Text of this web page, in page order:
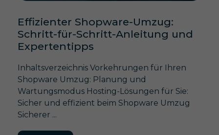
Effizienter Shopware-Umzug:
Schritt-für-Schritt-Anleitung und
Expertentipps
Inhaltsverzeichnis Vorkehrungen für Ihren
Shopware Umzug: Planung und
Wartungsmodus Hosting-Lösungen für Sie:
Sicher und effizient beim Shopware Umzug
Sicherer ...